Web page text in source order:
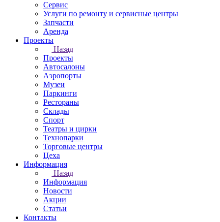
Сервис
Услуги по ремонту и сервисные центры
Запчасти
Аренда
Проекты
Назад
Проекты
Автосалоны
Аэропорты
Музеи
Паркинги
Рестораны
Склады
Спорт
Театры и цирки
Технопарки
Торговые центры
Цеха
Информация
Назад
Информация
Новости
Акции
Статьи
Контакты